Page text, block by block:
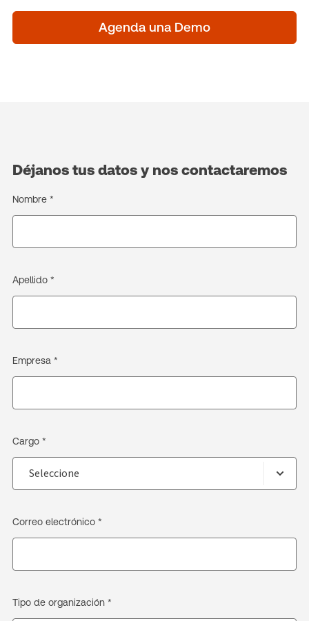
Agenda una Demo
Déjanos tus datos y nos contactaremos
Nombre *
Apellido *
Empresa *
Cargo *
Correo electrónico *
Tipo de organización *